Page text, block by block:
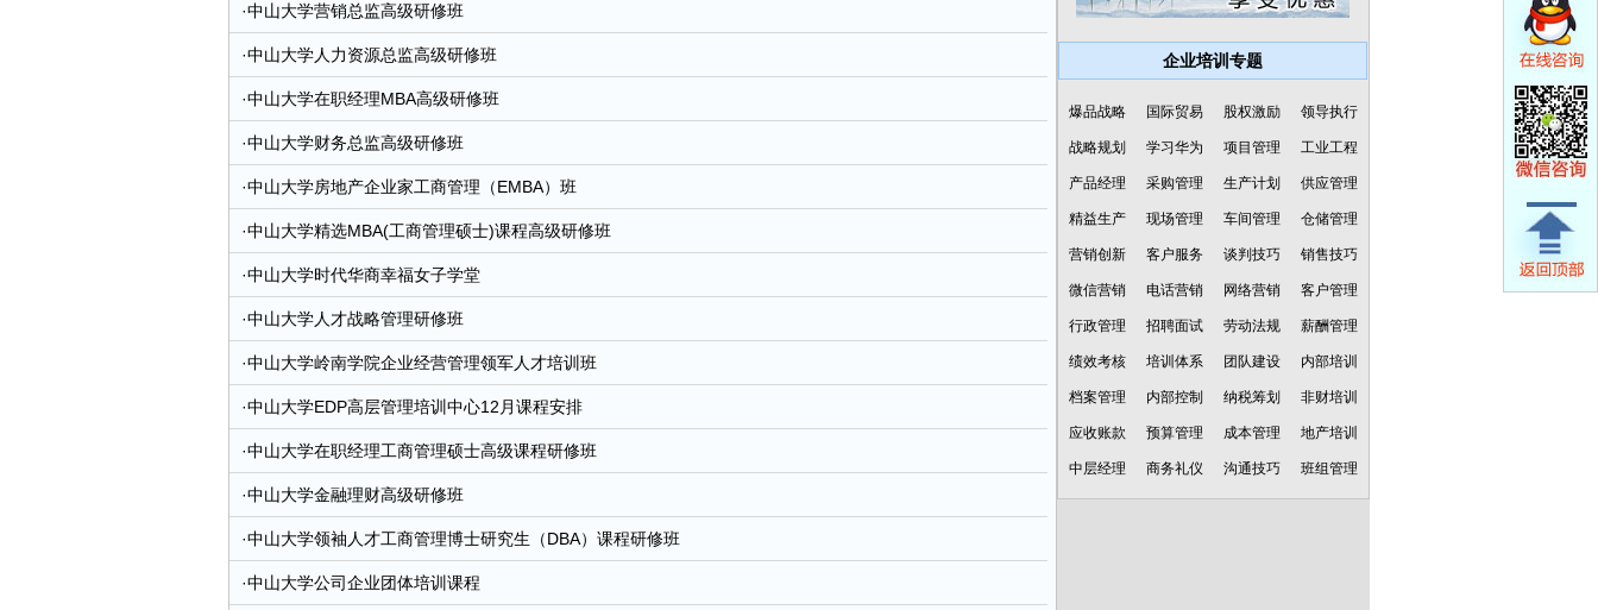
·中山大学营销总监高级研修班
·中山大学人力资源总监高级研修班
·中山大学在职经理MBA高级研修班
·中山大学财务总监高级研修班
·中山大学房地产企业家工商管理（EMBA）班
·中山大学精选MBA(工商管理硕士)课程高级研修班
·中山大学时代华商幸福女子学堂
·中山大学人才战略管理研修班
·中山大学岭南学院企业经营管理领军人才培训班
·中山大学EDP高层管理培训中心12月课程安排
·中山大学在职经理工商管理硕士高级课程研修班
·中山大学金融理财高级研修班
·中山大学领袖人才工商管理博士研究生（DBA）课程研修班
·中山大学公司企业团体培训课程
企业培训专题
爆品战略 国际贸易 股权激励 领导执行
战略规划 学习华为 项目管理 工业工程
产品经理 采购管理 生产计划 供应管理
精益生产 现场管理 车间管理 仓储管理
营销创新 客户服务 谈判技巧 销售技巧
微信营销 电话营销 网络营销 客户管理
行政管理 招聘面试 劳动法规 薪酬管理
绩效考核 培训体系 团队建设 内部培训
档案管理 内部控制 纳税筹划 非财培训
应收账款 预算管理 成本管理 地产培训
中层经理 商务礼仪 沟通技巧 班组管理